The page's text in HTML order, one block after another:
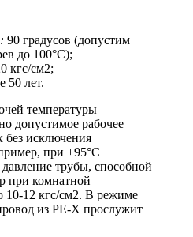
90 градусов (допустим
до 100°С);
кгс/см2;
50 лет.
температуры
допустимое рабочее
без исключения
при +95°С
трубы, способной
при комнатной
10-12 кгс/см2. В режиме
из PE-X прослужит